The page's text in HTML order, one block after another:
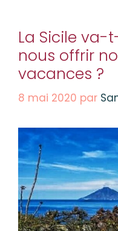
La Sicile va-
nous offrir
vacances ?
8 mai 2020 par